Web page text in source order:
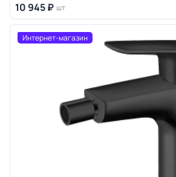
10 945 ₽ шт
Интернет-магазин